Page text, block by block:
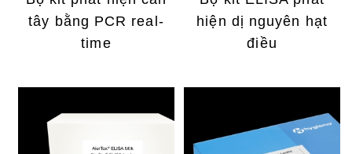
tây bằng PCR real-
time
hiện dị nguyên hạt
điều